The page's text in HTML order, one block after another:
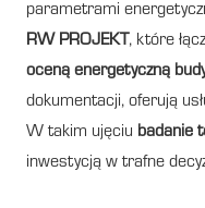
parametrami
RW PROJEKT, które
oceną energetyczną
dokumentacji, oferują
W takim ujęciu badanie
inwestycją w trafne